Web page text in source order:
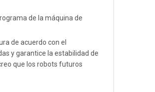
de la máquina de
de acuerdo con el
y garantice la estabilidad de
que los robots futuros